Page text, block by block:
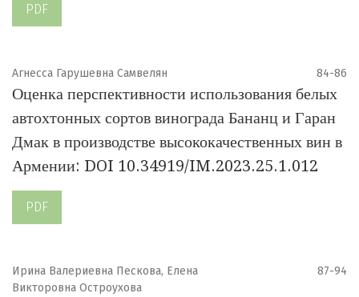
PDF
Агнесса Гарушевна Самвелян 84-86
Оценка перспективности использования белых
автохтонных сортов винограда Бананц и Гаран
Дмак в производстве высококачественных вин в
Армении: DOI 10.34919/IM.2023.25.1.012
PDF
Ирина Валериевна Пескова, Елена
Викторовна Остроухова
87-94